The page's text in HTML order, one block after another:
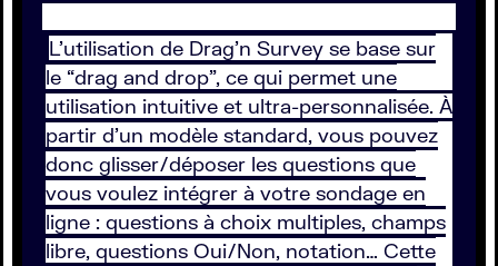
L’utilisation de Drag’n Survey se base sur
le “drag and drop”, ce qui permet une
utilisation intuitive et ultra-personnalisée. À
partir d’un modèle standard, vous pouvez
donc glisser/déposer les questions que
vous voulez intégrer à votre sondage en
ligne : questions à choix multiples, champs
libre, questions Oui/Non, notation… Cette